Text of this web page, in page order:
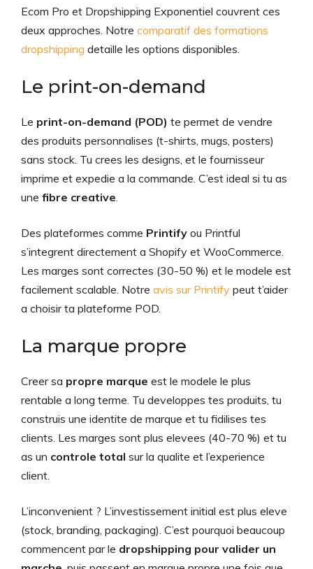
Ecom Pro et Dropshipping Exponentiel couvrent ces
deux approches. Notre comparatif des formations
dropshipping detaille les options disponibles.
Le print-on-demand
Le print-on-demand (POD) te permet de vendre
des produits personnalises (t-shirts, mugs, posters)
sans stock. Tu crees les designs, et le fournisseur
imprime et expedie a la commande. C’est ideal si tu as
une fibre creative
Des plateformes comme Printify ou Printful
s’integrent directement a Shopify et WooCommerce.
Les marges sont correctes (30-50 %) et le modele est
facilement scalable. Notre avis sur Printify peut t’aider
a choisir ta plateforme POD.
La marque propre
Creer sa propre marque est le modele le plus
rentable a long terme. Tu developpes tes produits, tu
construis une identite de marque et tu fidilises tes
clients. Les marges sont plus elevees (40-70 %) et tu
as un controle total sur la qualite et l’experience
client.
L’inconvenient ? L’investissement initial est plus eleve
(stock, branding, packaging). C’est pourquoi beaucoup
commencent par le dropshipping pour valider un